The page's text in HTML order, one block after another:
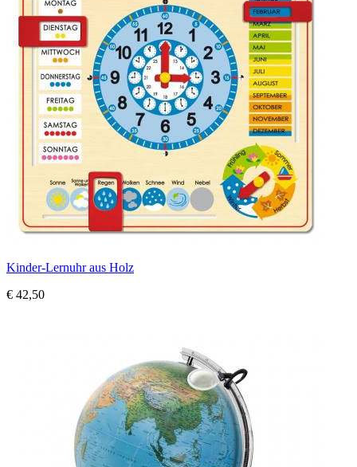
Kinder-Lernuhr aus Holz
€ 42,50